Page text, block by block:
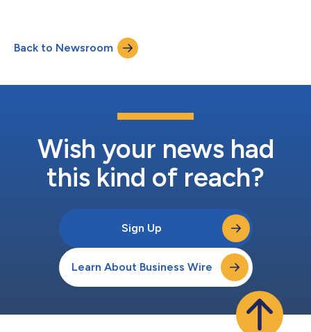
energética global de gran prestigio con una larga trayectoria
en toda la cadena de valor de la energía; y compromisos
adicionales por valor de 790 millones de dó...
Back to Newsroom
Wish your news had
this kind of reach?
Sign Up
Learn About Business Wire